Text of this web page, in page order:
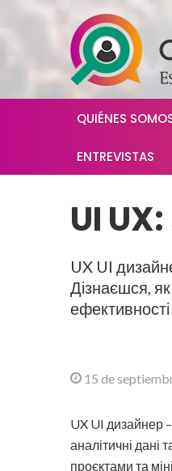
QUIÉNES
ENTREVISTAS
UI UX:
UX UI
Дізнаєшся,
15 de
UX UI дизайнер
аналітичні дані
проєктами та